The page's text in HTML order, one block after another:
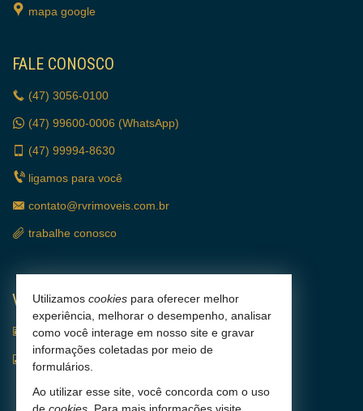
mapa google
FALE CONOSCO
(47) 3056-0100
(47) 99600-0006 (WhatsApp)
(47) 99994-8630
ligamos para você
contato@rvrimoveis.com.br
trabalhe conosco
VEJA MAIS
receba nosso newsletter
indicadores financeiros
cadastre seu imóvel
Utilizamos cookies para oferecer melhor
experiência, melhorar o desempenho, analisar
como você interage em nosso site e gravar
informações coletadas por meio de
formulários.
Ao utilizar esse site, você concorda com o uso